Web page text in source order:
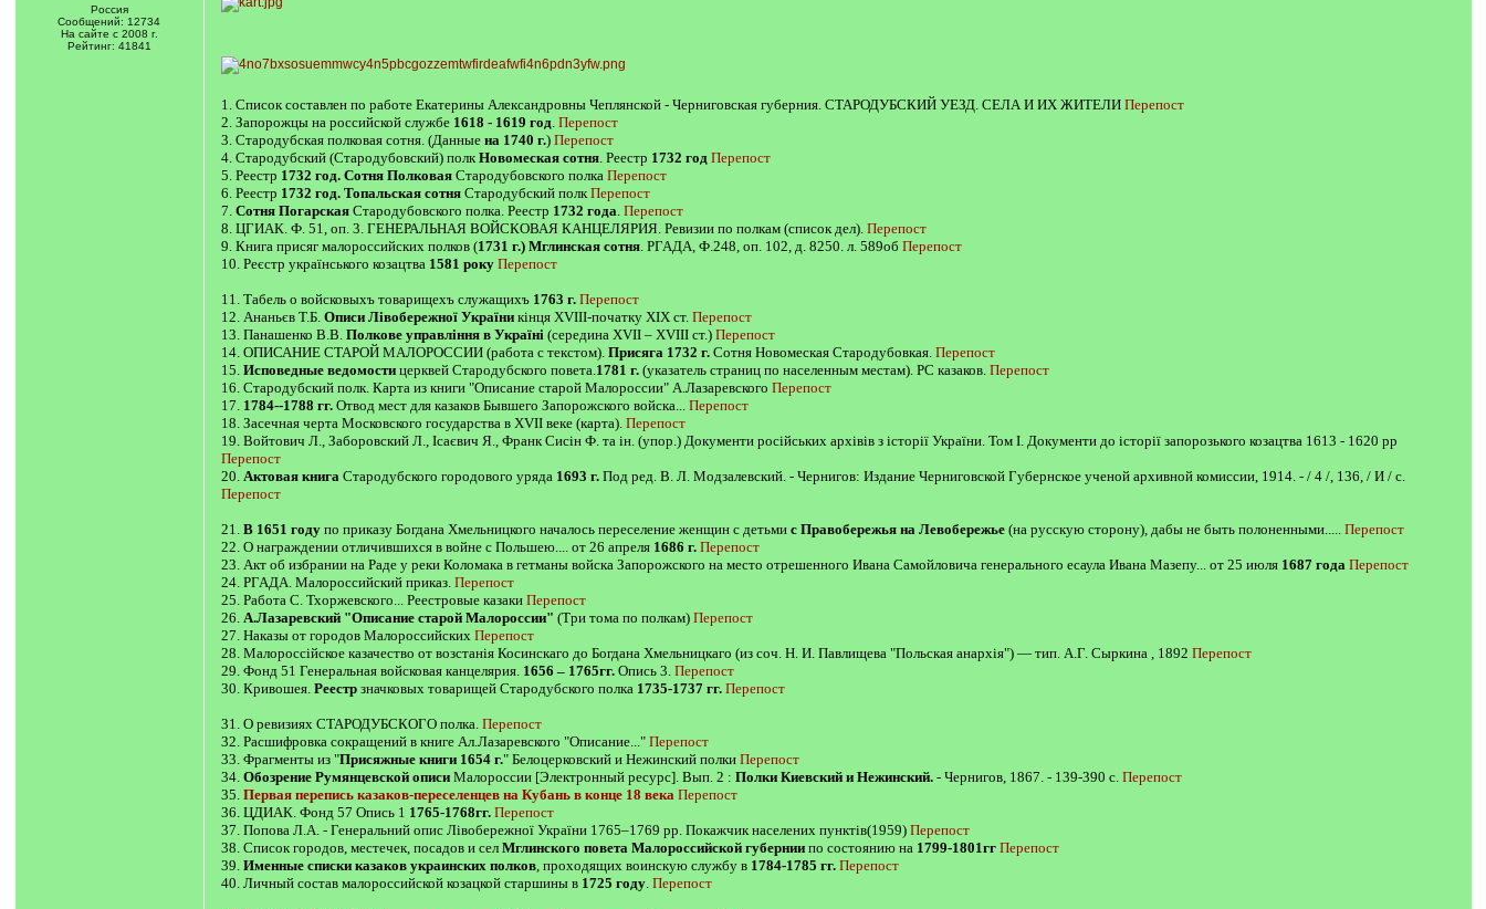
Россия
Сообщений: 12734
На сайте с 2008 г.
Рейтинг: 41841
1. Список составлен по работе Екатерины Александровны Чеплянской - Черниговская губерния. СТАРОДУБСКИЙ УЕЗД. СЕЛА И ИХ ЖИТЕЛИ Перепост
2. Запорожцы на российской службе 1618 - 1619 год. Перепост
3. Стародубская полковая сотня. (Данные на 1740 г.) Перепост
4. Стародубский (Стародубовский) полкНовомеская сотня. Реестр 1732 год Перепост
5. Реестр 1732 год. Сотня ПолковаяСтародубовского полка Перепост
6. Реестр 1732 год. Топальская сотняСтародубский полкПерепост
7. Сотня ПогарскаяСтародубовского полка. Реестр 1732 года. Перепост
8. ЦГИАК. Ф. 51, оп. 3. ГЕНЕРАЛЬНАЯ ВОЙСКОВАЯ КАНЦЕЛЯРИЯ. Ревизии по полкам (список дел). Перепост
9. Книга присяг малороссийских полков (1731 г.) Мглинская сотня. РГАДА, Ф.248, оп. 102, д. 8250. л. 589об Перепост
10. Реєстр українського козацтва 1581 року Перепост
11. Табель о войсковыхъ товарищехъ служащихъ 1763 г. Перепост
12. Ананьєв Т.Б. Описи Лівобережної Україникінця XVIII-початку XIX ст. Перепост
13. Панашенко В.В. Полкове управління в Україні (середина ХVII – ХVIII ст.) Перепост
14. ОПИСАНИЕ СТАРОЙ МАЛОРОССИИ (работа с текстом). Присяга 1732 г.Сотня Новомеская Стародубовкая. Перепост
15. Исповедные ведомостицерквей Стародубского повета.1781 г.(указатель страниц по населенным местам). РС казаков. Перепост
16. Стародубский полк. Карта из книги "Описание старой Малороссии" А.Лазаревского Перепост
17. 1784--1788 гг. Отвод мест для казаков Бывшего Запорожского войска... Перепост
18. Засечная черта Московского государства в XVII веке (карта). Перепост
19. Войтович Л., Заборовский Л., Ісаєвич Я., Франк Сисін Ф. та ін. (упор.) Документи російських архівів з історії України. Том І. Документи до історії запорозького козацтва 1613 - 1620 pp
Перепост
20. Актовая книгаСтародубского городового уряда 1693 г. Под ред. В. Л. Модзалевский. - Чернигов: Издание Черниговской Губернское ученой архивной комиссии, 1914. - / 4 /, 136, / И / с.
Перепост
21. В 1651 годупо приказу Богдана Хмельницкого началось переселение женщин с детьми с Правобережья на Левобережье(на русскую сторону), дабы не быть полоненными..... Перепост
22. О награждении отличившихся в войне с Польшею.... от 26 апреля 1686 г. Перепост
23. Акт об избрании на Раде у реки Коломака в гетманы войска Запорожского на место отрешенного Ивана Самойловича генерального есаула Ивана Мазепу... от 25 июля 1687 года Перепост
24. РГАДА. Малороссийский приказ. Перепост
25. Работа С. Тхоржевского... Реестровые казаки Перепост
26. А.Лазаревский "Описание старой Малороссии" (Три тома по полкам) Перепост
27. Наказы от городов Малороссийских Перепост
28. Малороссiйское казачество от возстанiя Косинскаго до Богдана Хмельницкаго (из соч. Н. И. Павлищева "Польская анархiя") — тип. А.Г. Сыркина , 1892 Перепост
29. Фонд 51 Генеральная войсковая канцелярия. 1656 – 1765гг.Опись 3. Перепост
30. Кривошея.Реестрзначковых товарищей Стародубского полка 1735-1737 гг. Перепост
31. О ревизиях СТАРОДУБСКОГО полка. Перепост
32. Расшифровка сокращений в книге Ал.Лазаревского "Описание..." Перепост
33. Фрагменты из "Присяжные книги 1654 г." Белоцерковский и Нежинский полки Перепост
34. Обозрение Румянцевской описиМалороссии [Электронный ресурс]. Вып. 2 : Полки Киевский и Нежинский.- Чернигов, 1867. - 139-390 с. Перепост
35. Первая перепись казаков-переселенцев на Кубань в конце 18 века Перепост
36. ЦДИАК. Фонд 57 Опись 1 1765-1768гг. Перепост
37. Попова Л.А. - Генеральний опис Лівобережної України 1765–1769 рр. Покажчик населених пунктів(1959) Перепост
38. Список городов, местечек, посадов и сел Мглинского повета Малороссийской губерниипо состоянию на 1799-1801гг Перепост
39. Именные списки казаков украинских полков, проходящих воинскую службу в 1784-1785 гг. Перепост
40. Личный состав малороссийской козацкой старшины в 1725 году. Перепост